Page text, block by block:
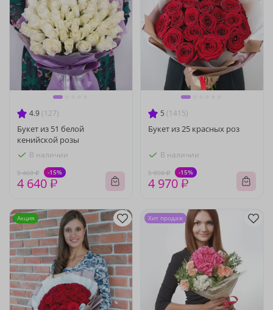
4.9 (127)
Букет из 51 белой
кенийской розы
В наличии
5 460 ₽ -15%
4 640 ₽
5 (1415)
Букет из 25 красных роз
В наличии
5 850 ₽ -15%
4 970 ₽
Акция Хит продаж